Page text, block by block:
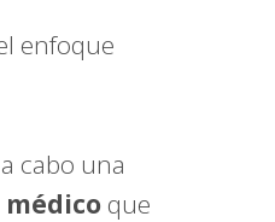
enfoque
cabo una
que